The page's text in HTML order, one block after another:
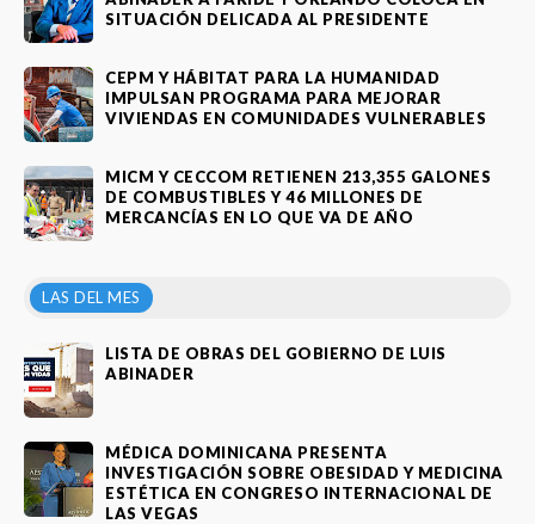
SITUACIÓN DELICADA AL PRESIDENTE
CEPM Y HÁBITAT PARA LA HUMANIDAD
IMPULSAN PROGRAMA PARA MEJORAR
VIVIENDAS EN COMUNIDADES VULNERABLES
MICM Y CECCOM RETIENEN 213,355 GALONES
DE COMBUSTIBLES Y 46 MILLONES DE
MERCANCÍAS EN LO QUE VA DE AÑO
LAS DEL MES
LISTA DE OBRAS DEL GOBIERNO DE LUIS
ABINADER
MÉDICA DOMINICANA PRESENTA
INVESTIGACIÓN SOBRE OBESIDAD Y MEDICINA
ESTÉTICA EN CONGRESO INTERNACIONAL DE
LAS VEGAS